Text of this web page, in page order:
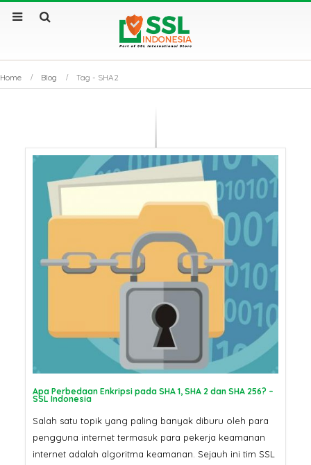
Home Blog Tag - SHA2
Apa Perbedaan Enkripsi pada SHA 1, SHA 2 dan SHA 256? –
SSL Indonesia
Salah satu topik yang paling banyak diburu oleh para
pengguna internet termasuk para pekerja keamanan
internet adalah algoritma keamanan. Sejauh ini tim SSL
Sertifikat SSL Masa
Berlaku Singkat: Dampak
Sertifikat SSL: Mengapa
Bisnis Anda Bisa Lumpuh
SSL Certificate: Mengapa
Harganya Berbeda? Ini
Penjelasannya
SSL Certificate
Utamanya?
Kenapa
Tembus
Pertama Google di 2026?
Jangan
Ini Bahaya Beli